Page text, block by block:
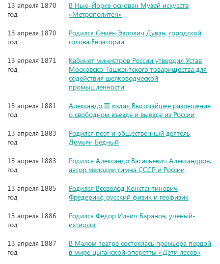
13 апреля 1870
год
В Нью-Йорке основан Музей искусств
«Метрополитен»
13 апреля 1870
год
Родился Семён Эзрович Дуван, городской
голова Евпатории
13 апреля 1871
год
Кабинет министров России утвердил Устав
Московско-Ташкентского товарищества для
содействия шелководческой
промышленности
13 апреля 1881
год
Александр III издал Высочайшее разрешение
о свободном въезде и выезде из России
13 апреля 1883
год
Родился поэт и общественный деятель
Демьян Бедный
13 апреля 1883
год
Родился Александр Васильевич Александров,
автор мелодии гимна СССР и России
13 апреля 1885
год
Родился Всеволод Константинович
Фредерикс, русский физик и геофизик
13 апреля 1886
год
Родился Фёдор Ильич Баранов, учёный-
ихтиолог
13 апреля 1887
год
В Малом театре состоялась премьера первой
в мире цыганской оперетты «Дети лесов»